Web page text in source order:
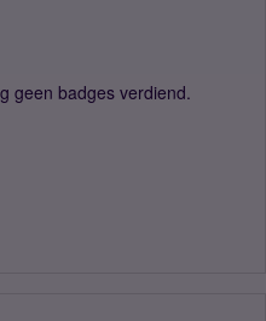
geen badges verdiend.